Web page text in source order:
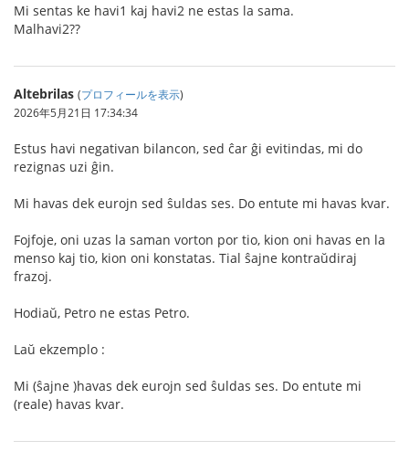
Mi sentas ke havi1 kaj havi2 ne estas la sama.
Malhavi2??
Altebrilas (プロフィールを表示)
2026年5月21日 17:34:34
Estus havi negativan bilancon, sed ĉar ĝi evitindas, mi do
rezignas uzi ĝin.
Mi havas dek eurojn sed ŝuldas ses. Do entute mi havas kvar.
Fojfoje, oni uzas la saman vorton por tio, kion oni havas en la
menso kaj tio, kion oni konstatas. Tial ŝajne kontraŭdiraj
frazoj.
Hodiaŭ, Petro ne estas Petro.
Laŭ ekzemplo :
Mi (ŝajne )havas dek eurojn sed ŝuldas ses. Do entute mi
(reale) havas kvar.